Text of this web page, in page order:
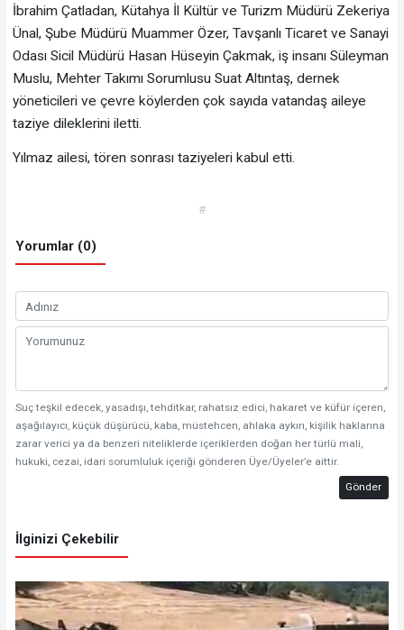
İbrahim Çatladan, Kütahya İl Kültür ve Turizm Müdürü Zekeriya
Ünal, Şube Müdürü Muammer Özer, Tavşanlı Ticaret ve Sanayi
Odası Sicil Müdürü Hasan Hüseyin Çakmak, iş insanı Süleyman
Muslu, Mehter Takımı Sorumlusu Suat Altıntaş, dernek
yöneticileri ve çevre köylerden çok sayıda vatandaş aileye
taziye dileklerini iletti.
Yılmaz ailesi, tören sonrası taziyeleri kabul etti.
#
Yorumlar (0)
Suç teşkil edecek, yasadışı, tehditkar, rahatsız edici, hakaret ve küfür içeren,
aşağılayıcı, küçük düşürücü, kaba, müstehcen, ahlaka aykırı, kişilik haklarına
zarar verici ya da benzeri niteliklerde içeriklerden doğan her türlü mali,
hukuki, cezai, idari sorumluluk içeriği gönderen Üye/Üyeler’e aittir.
Gönder
İlginizi Çekebilir